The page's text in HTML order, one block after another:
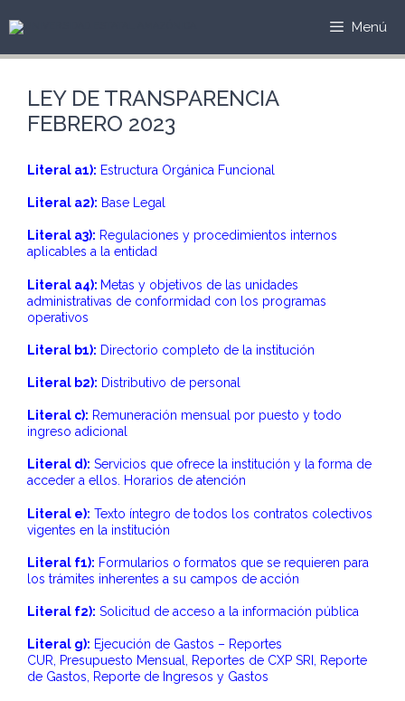
Menú
LEY DE TRANSPARENCIA
FEBRERO 2023
Literal a1): Estructura Orgánica Funcional
Literal a2): Base Legal
Literal a3): Regulaciones y procedimientos internos
aplicables a la entidad
Literal a4): Metas y objetivos de las unidades
administrativas de conformidad con los programas
operativos
Literal b1): Directorio completo de la institución
Literal b2): Distributivo de personal
Literal c): Remuneración mensual por puesto y todo
ingreso adicional
Literal d): Servicios que ofrece la institución y la forma de
acceder a ellos. Horarios de atención
Literal e): Texto íntegro de todos los contratos colectivos
vigentes en la institución
Literal f1): Formularios o formatos que se requieren para
los trámites inherentes a su campos de acción
Literal f2): Solicitud de acceso a la información pública
Literal g): Ejecución de Gastos – Reportes
CUR, Presupuesto Mensual, Reportes de CXP SRI, Reporte
de Gastos, Reporte de Ingresos y Gastos